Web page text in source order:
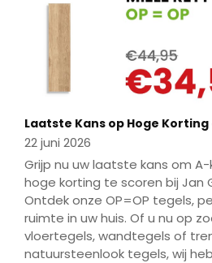
Laatste Kans op Hoge
22 juni 2026
Grijp nu uw laatste kans om
hoge korting te scoren bij Jan
Ontdek onze OP=OP tegels,
ruimte in uw huis. Of u nu op
vloertegels, wandtegels of
natuursteenlook tegels, wij